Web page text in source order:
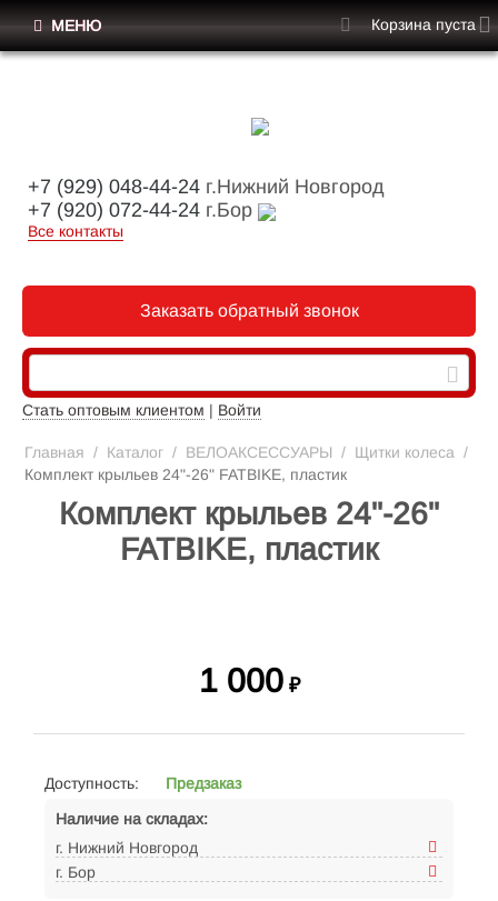
+7 (929) 048-44-24 г.Нижний Новгород
+7 (920) 072-44-24 г.Бор
Все контакты
Заказать обратный звонок
Стать оптовым клиентом | Войти
МЕНЮ Корзина пуста
Главная / Каталог / ВЕЛОАКСЕССУАРЫ / Щитки колеса /
Комплект крыльев 24"-26" FATBIKE, пластик
Комплект крыльев 24"-26"
FATBIKE, пластик
1 000 ₽
Доступность:
Предзаказ
Наличие на складах:
г. Нижний Новгород
г. Бор